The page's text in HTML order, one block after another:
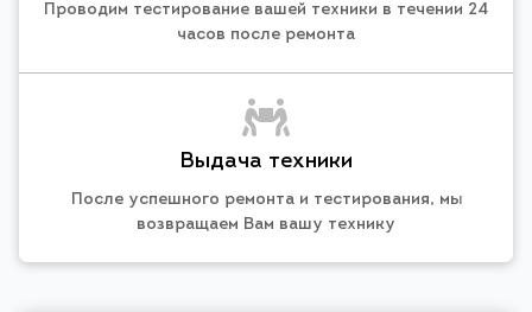
Проводим тестирование вашей техники в течении 24
часов после ремонта
Выдача техники
После успешного ремонта и тестирования, мы
возвращаем Вам вашу технику